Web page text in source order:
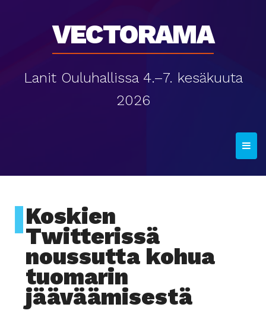
Vectorama
Lanit Ouluhallissa 4.–7. kesäkuuta
2026
T
o
g
Koskien
Twitterissä
noussutta kohua
tuomarin
jääväämisestä